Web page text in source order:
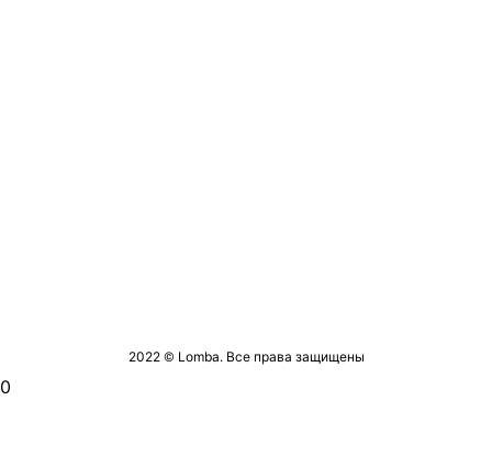
2022 © Lomba. Все права защищены
0